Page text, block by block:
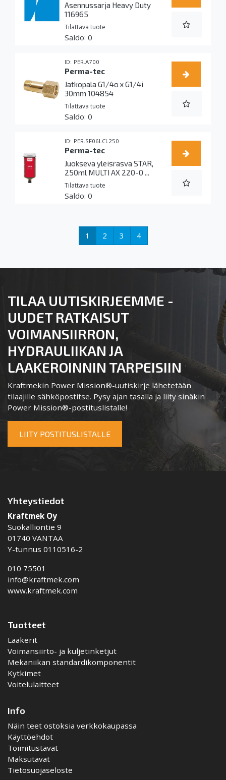
Asennussarja Heavy Duty
116965
Tilattava tuote
0
PER.A700
Perma-tec
Jatkopala G1/4o x G1/4i
30mm 104854
Tilattava tuote
0
PER.SF06LCL250
Perma-tec
Juokseva yleisrasva STAR,
250ml MULTI AX 220-0 ...
Tilattava tuote
0
1 2 3 4
TILAA UUTISKIRJEEMME -
UUDET RATKAISUT
VOIMANSIIRRON,
HYDRAULIIKAN JA
LAAKEROINNIN TARPEISIIN
Kraftmekin Power Mission®-uutiskirje lähetetään
tilaajille sähköpostitse. Pysy ajan tasalla ja liity sinäkin
Power Mission®-postituslistalle!
LIITY POSTITUSLISTALLE
Yhteystiedot
Kraftmek Oy
Suokalliontie 9
01740 VANTAA
Y-tunnus 0110516-2
010 75501
info@kraftmek.com
www.kraftmek.com
Tuotteet
Laakerit
Voimansiirto- ja kuljetinketjut
Mekaniikan standardikomponentit
Kytkimet
Voitelulaitteet
Info
Näin teet ostoksia verkkokaupassa
Käyttöehdot
Toimitustavat
Maksutavat
Tietosuojaseloste